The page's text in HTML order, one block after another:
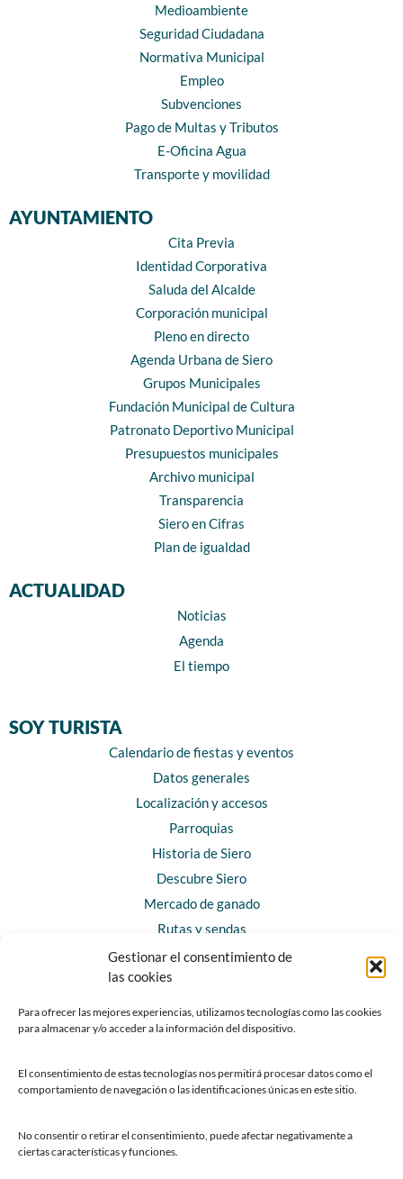
Gestionar el consentimiento de
las cookies
Para ofrecer las mejores experiencias, utilizamos tecnologías como las cookies
para almacenar y/o acceder a la información del dispositivo.
El consentimiento de estas tecnologías nos permitirá procesar datos como el
comportamiento de navegación o las identificaciones únicas en este sitio.
No consentir o retirar el consentimiento, puede afectar negativamente a
ciertas características y funciones.
Medioambiente
Seguridad Ciudadana
Normativa Municipal
Empleo
Subvenciones
Pago de Multas y Tributos
E-Oficina Agua
Transporte y movilidad
AYUNTAMIENTO
Cita Previa
Identidad Corporativa
Saluda del Alcalde
Corporación municipal
Pleno en directo
Agenda Urbana de Siero
Grupos Municipales
Fundación Municipal de Cultura
Patronato Deportivo Municipal
Presupuestos municipales
Archivo municipal
Transparencia
Siero en Cifras
Plan de igualdad
ACTUALIDAD
Noticias
Agenda
El tiempo
SOY TURISTA
Calendario de fiestas y eventos
Datos generales
Localización y accesos
Parroquias
Historia de Siero
Descubre Siero
Mercado de ganado
Rutas y sendas
Horarios y contacto
Teléfonos de interés
Chatbot Siero
SEDES ELECTRÓNICAS
Sede del Ayuntamiento de Siero